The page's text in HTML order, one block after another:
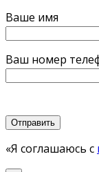
Ваше имя
Ваш номер
«Я соглашаюсь с